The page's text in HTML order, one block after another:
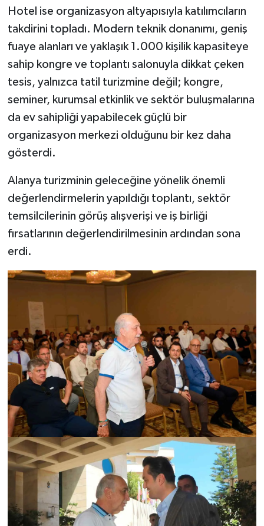
Hotel ise organizasyon altyapısıyla katılımcıların
takdirini topladı. Modern teknik donanımı, geniş
fuaye alanları ve yaklaşık 1.000 kişilik kapasiteye
sahip kongre ve toplantı salonuyla dikkat çeken
tesis, yalnızca tatil turizmine değil; kongre,
seminer, kurumsal etkinlik ve sektör buluşmalarına
da ev sahipliği yapabilecek güçlü bir
organizasyon merkezi olduğunu bir kez daha
gösterdi.
Alanya turizminin geleceğine yönelik önemli
değerlendirmelerin yapıldığı toplantı, sektör
temsilcilerinin görüş alışverişi ve iş birliği
fırsatlarının değerlendirilmesinin ardından sona
erdi.